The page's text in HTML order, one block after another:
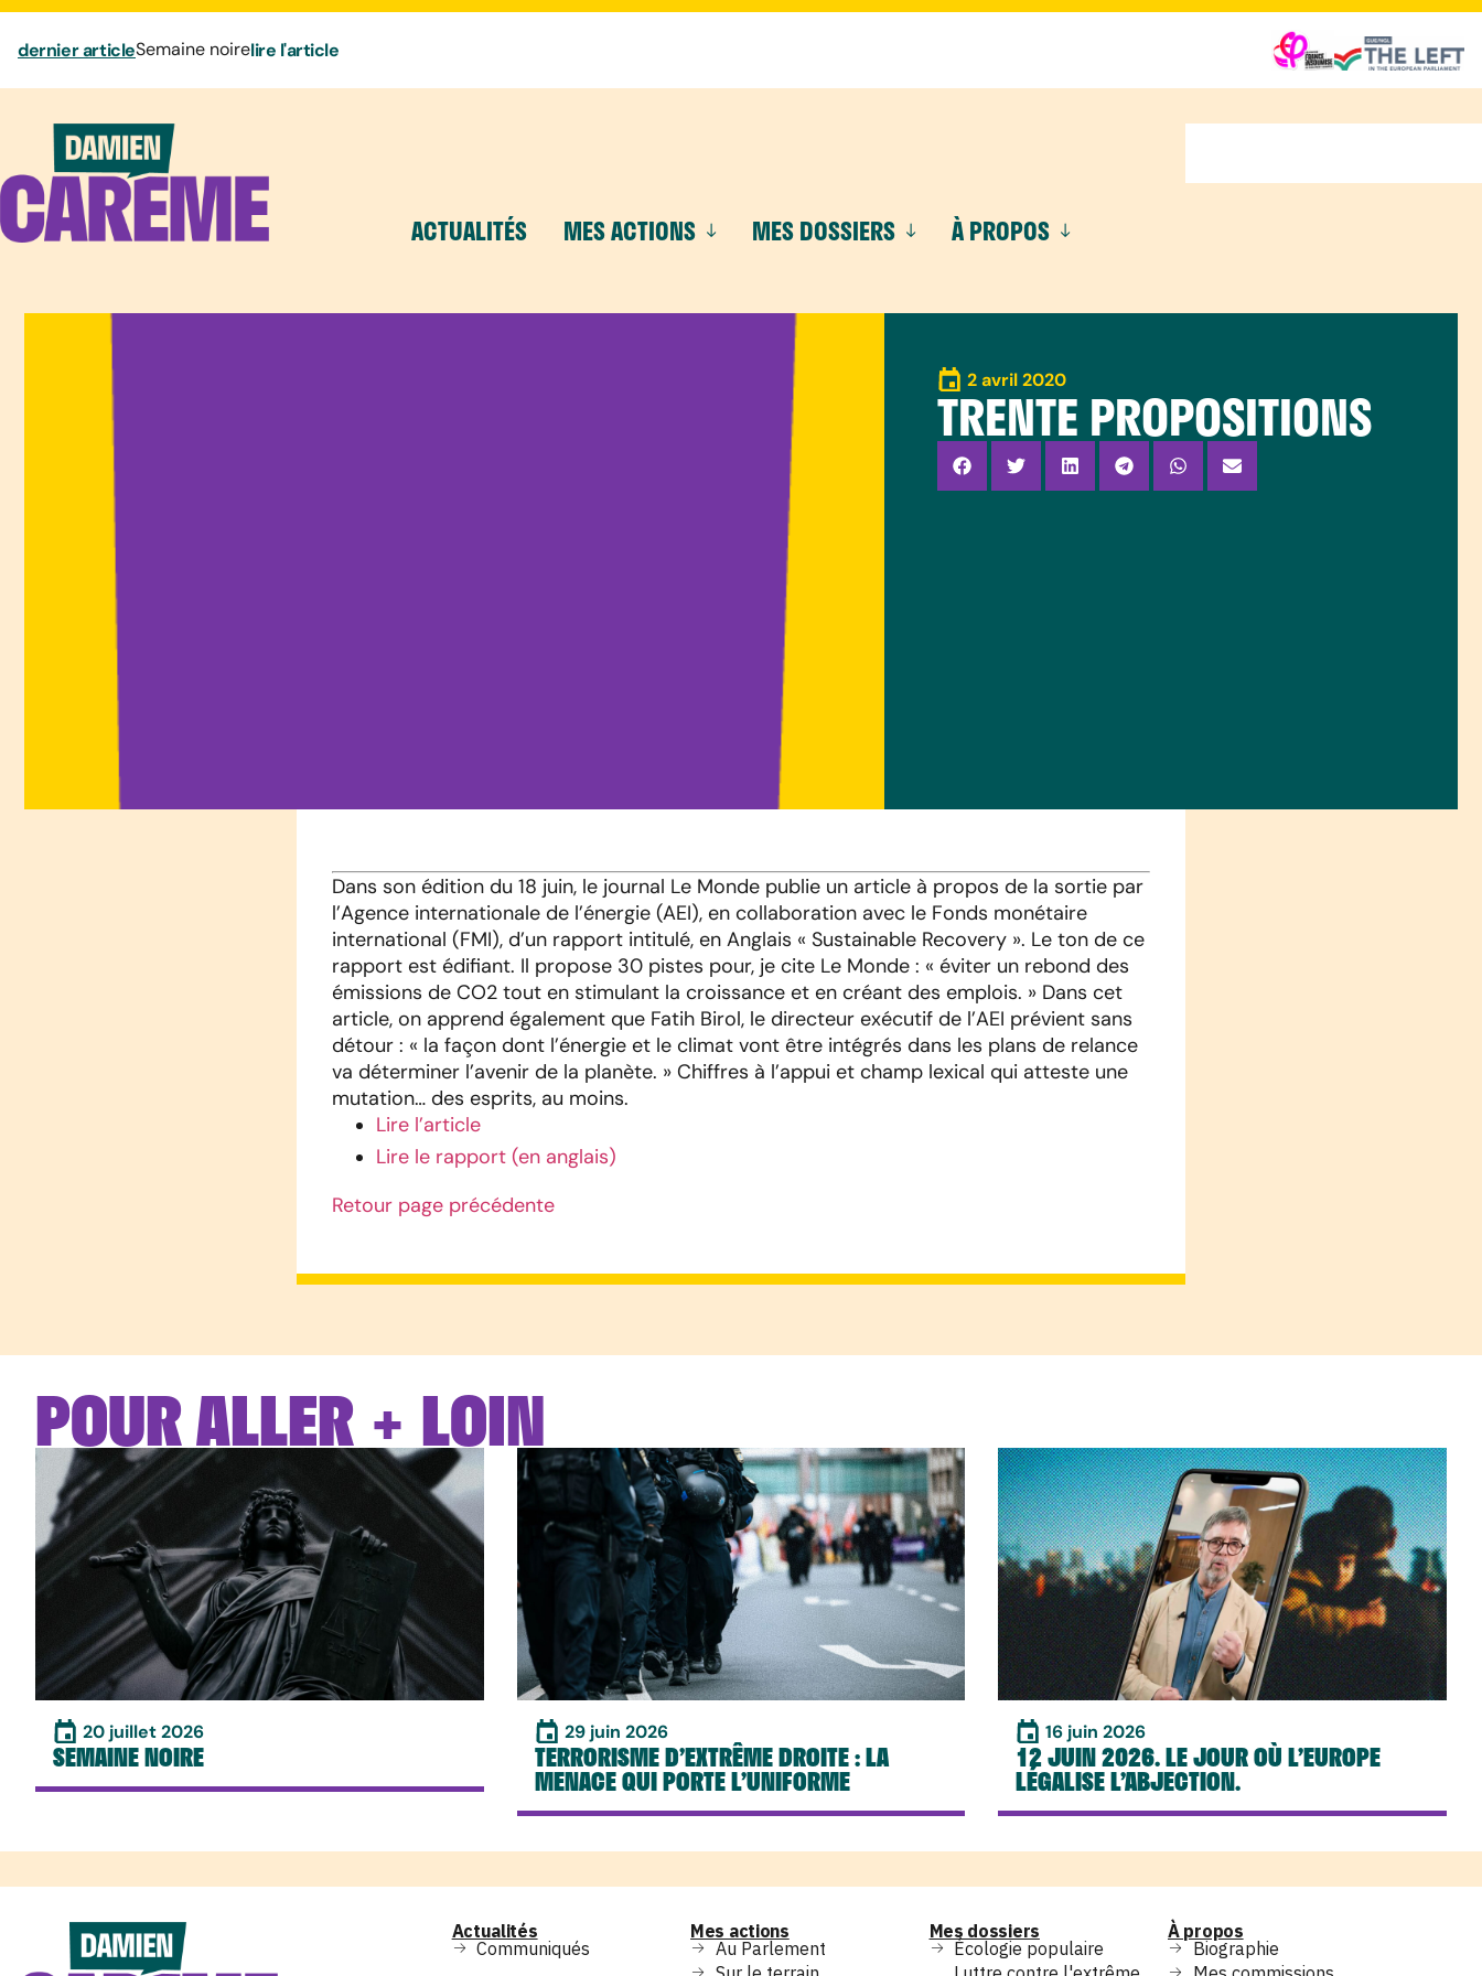
dernier articleSemaine noirelire l'article
ACTUALITÉS MES ACTIONS MES DOSSIERS À PROPOS
2 avril 2020
TRENTE PROPOSITIONS
Dans son édition du 18 juin, le journal Le Monde publie un article à propos de la sortie par
l’Agence internationale de l’énergie (AEI), en collaboration avec le Fonds monétaire
international (FMI), d’un rapport intitulé, en Anglais « Sustainable Recovery ». Le ton de ce
rapport est édifiant. Il propose 30 pistes pour, je cite Le Monde : « éviter un rebond des
émissions de CO2 tout en stimulant la croissance et en créant des emplois. » Dans cet
article, on apprend également que Fatih Birol, le directeur exécutif de l’AEI prévient sans
détour : « la façon dont l’énergie et le climat vont être intégrés dans les plans de relance
va déterminer l’avenir de la planète. » Chiffres à l’appui et champ lexical qui atteste une
mutation… des esprits, au moins.
Lire l’article
Lire le rapport (en anglais)
Retour page précédente
POUR ALLER + LOIN
20 juillet 2026
SEMAINE NOIRE
29 juin 2026
TERRORISME D’EXTRÊME DROITE : LA
MENACE QUI PORTE L’UNIFORME
16 juin 2026
12 JUIN 2026. LE JOUR OÙ L’EUROPE
LÉGALISE L’ABJECTION.
Actualités
Communiqués
Mes actions
Au Parlement
Mes dossiers
Écologie populaire
À propos
Biographie